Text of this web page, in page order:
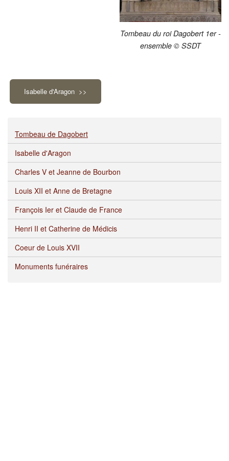
Tombeau du roi Dagobert 1er -
ensemble © SSDT
Isabelle d'Aragon >>
Tombeau de Dagobert
Isabelle d'Aragon
Charles V et Jeanne de Bourbon
Louis XII et Anne de Bretagne
François Ier et Claude de France
Henri II et Catherine de Médicis
Coeur de Louis XVII
Monuments funéraires